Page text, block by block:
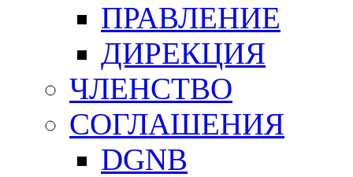
ПРАВЛЕНИЕ
ДИРЕКЦИЯ
ЧЛЕНСТВО
СОГЛАШЕНИЯ
DGNB